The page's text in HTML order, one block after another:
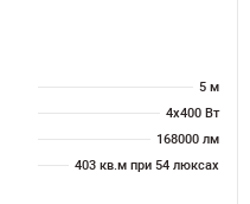
5 м
4х400 Вт
168000 лм
403 кв.м при 54 люксах